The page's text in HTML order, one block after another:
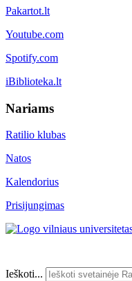
Pakartot.lt
Youtube.com
Spotify.com
iBiblioteka.lt
Nariams
Ratilio klubas
Natos
Kalendorius
Prisijungimas
Ieškoti...